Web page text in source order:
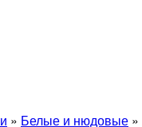
» Белые и нюдовые »